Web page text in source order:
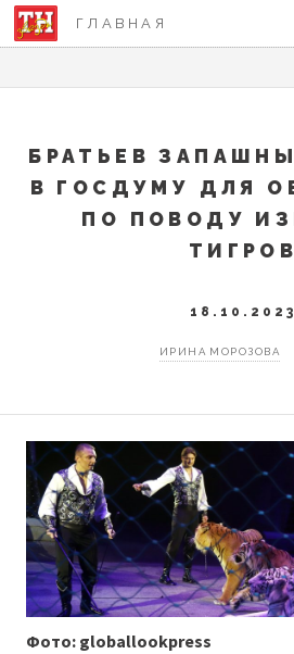
ГЛАВНАЯ
БРАТЬЕВ
В ГОСДУМУ ДЛЯ
ПО ПОВОДУ
ТИГРОВ
18.10.2023
ИРИНА МОРОЗОВА
Фото: globallookpress